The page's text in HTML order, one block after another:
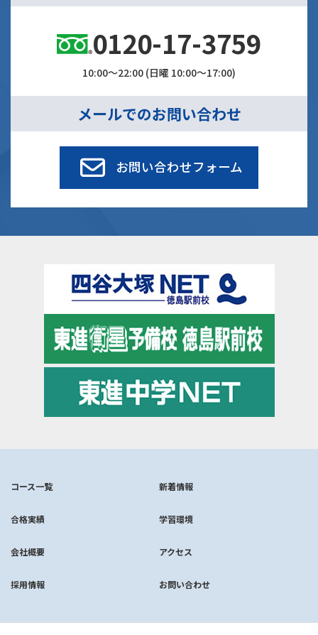
0120-17-3759
10:00～22:00 (日曜 10:00～17:00)
メールでのお問い合わせ
お問い合わせフォーム
コース一覧 新着情報
合格実績 学習環境
会社概要 アクセス
採用情報 お問い合わせ